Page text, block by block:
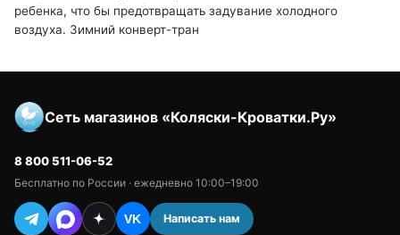
ребенка, что бы предотвращать задувание холодного
воздуха. Зимний конверт-тран
Сеть магазинов «Коляски-Кроватки.Ру»
8 800 511-06-52
Бесплатно по России · ежедневно 10:00–19:00
VK Написать нам